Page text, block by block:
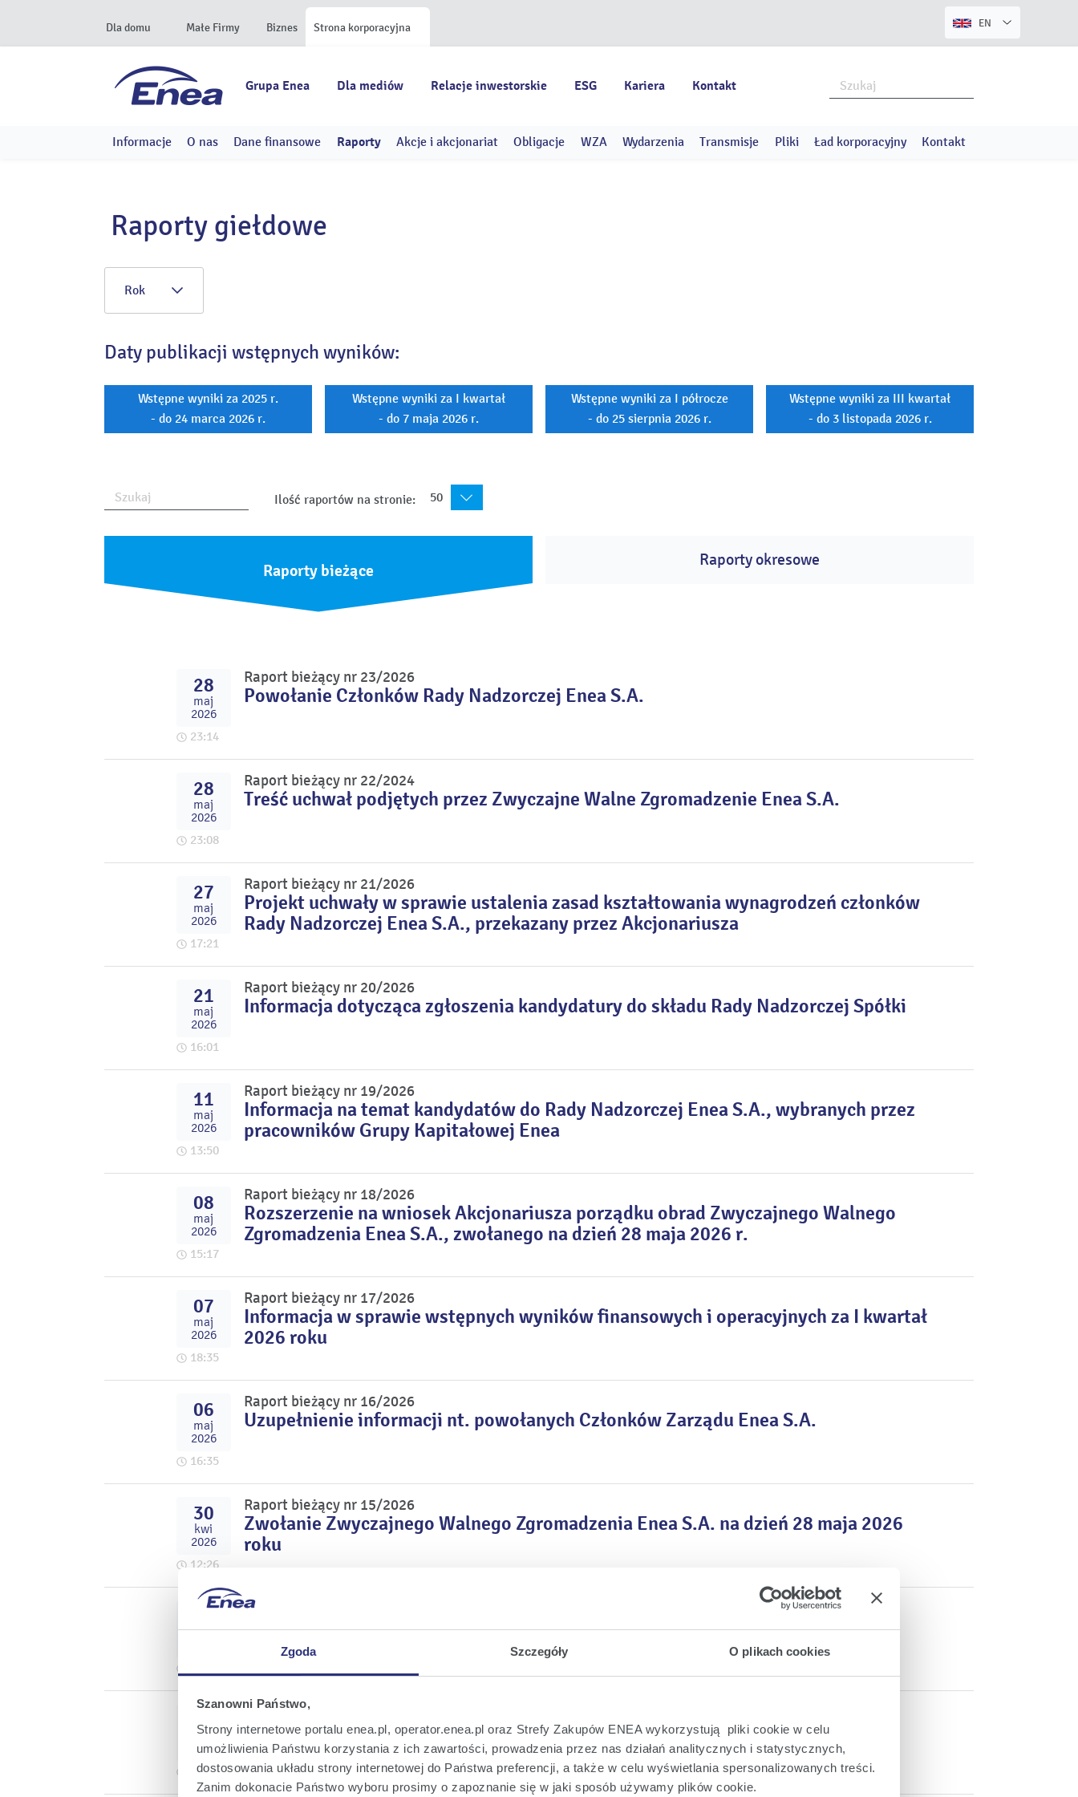
Zgoda Szczegóły O plikach cookies
Szanowni Państwo,
Strony internetowe portalu enea.pl, operator.enea.pl oraz Strefy Zakupów ENEA wykorzystują pliki cookie w celu
umożliwienia Państwu korzystania z ich zawartości, prowadzenia przez nas działań analitycznych i statystycznych,
dostosowania układu strony internetowej do Państwa preferencji, a także w celu wyświetlania spersonalizowanych treści.
Zanim dokonacie Państwo wyboru prosimy o zapoznanie się w jaki sposób używamy plików cookie.
Dla domu Małe Firmy Biznes Strona korporacyjna EN
Grupa Enea Dla mediów Relacje inwestorskie ESG Kariera Kontakt
Informacje O nas Dane finansowe Raporty Akcje i akcjonariat Obligacje WZA Wydarzenia Transmisje Pliki Ład korporacyjny Kontakt
Raporty giełdowe
Rok
Daty publikacji wstępnych wyników:
Wstępne wyniki za 2025 r.
- do 24 marca 2026 r.
Wstępne wyniki za I kwartał
- do 7 maja 2026 r.
Wstępne wyniki za I półrocze
- do 25 sierpnia 2026 r.
Wstępne wyniki za III kwartał
- do 3 listopada 2026 r.
Ilość raportów na stronie: 50
Raporty bieżące
Raporty okresowe
28
maj
2026
23:14
Raport bieżący nr 23/2026
Powołanie Członków Rady Nadzorczej Enea S.A.
28
maj
2026
23:08
Raport bieżący nr 22/2024
Treść uchwał podjętych przez Zwyczajne Walne Zgromadzenie Enea S.A.
27
maj
2026
17:21
Raport bieżący nr 21/2026
Projekt uchwały w sprawie ustalenia zasad kształtowania wynagrodzeń członków
Rady Nadzorczej Enea S.A., przekazany przez Akcjonariusza
21
maj
2026
16:01
Raport bieżący nr 20/2026
Informacja dotycząca zgłoszenia kandydatury do składu Rady Nadzorczej Spółki
11
maj
2026
13:50
Raport bieżący nr 19/2026
Informacja na temat kandydatów do Rady Nadzorczej Enea S.A., wybranych przez
pracowników Grupy Kapitałowej Enea
08
maj
2026
15:17
Raport bieżący nr 18/2026
Rozszerzenie na wniosek Akcjonariusza porządku obrad Zwyczajnego Walnego
Zgromadzenia Enea S.A., zwołanego na dzień 28 maja 2026 r.
07
maj
2026
18:35
Raport bieżący nr 17/2026
Informacja w sprawie wstępnych wyników finansowych i operacyjnych za I kwartał
2026 roku
06
maj
2026
16:35
Raport bieżący nr 16/2026
Uzupełnienie informacji nt. powołanych Członków Zarządu Enea S.A.
30
kwi
2026
12:26
Raport bieżący nr 15/2026
Zwołanie Zwyczajnego Walnego Zgromadzenia Enea S.A. na dzień 28 maja 2026
roku
24
kwi
Raport bieżący nr 14/2026
Powołanie Członków Zarządu Enea S.A.
24
kwi
2026
14:55
Raport bieżący nr 13/2026
Opinia Rady Nadzorczej w sprawie propozycji podziału zysku za rok 2025